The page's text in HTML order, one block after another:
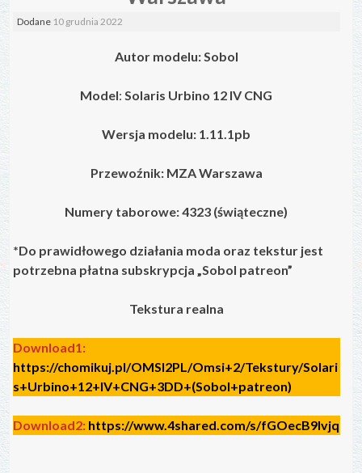
Dodane 10 grudnia 2022
Autor modelu: Sobol
Model: Solaris Urbino 1 2 IV CNG
Wersja modelu: 1.11.1pb
Przewoźnik: MZA Warszawa
Numery taborowe:4323 (świąteczne)
*Do prawidłowego działania moda oraz tekstur jest
potrzebna płatna subskrypcja „Sobol patreon”
Tekstura realna
Download1:
https://chomikuj.pl/OMSI2PL/Omsi+2/Tekstury/Solari
s+Urbino+12+IV+CNG+3DD+(Sobol+patreon)
Download2: https://www.4shared.com/s/fGOecB9lvjq